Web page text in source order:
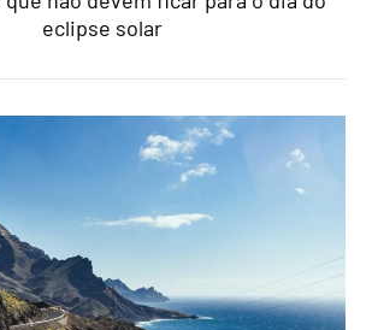
eclipse solar